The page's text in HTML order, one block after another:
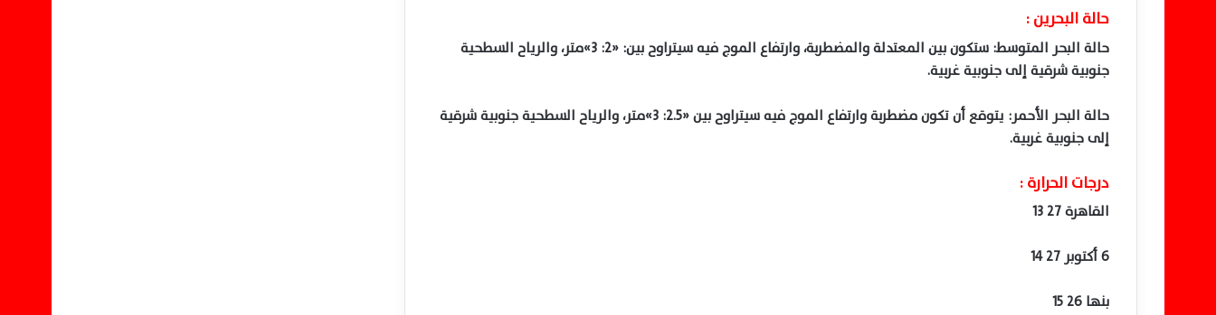
حالة البحرين :
حالة البحر المتوسط: ستكون بين المعتدلة والمضطربة، وارتفاع الموج فيه سيتراوح بين: «2: 3»متر، والرياح السطحية
جنوبية شرقية إلى جنوبية غربية.
حالة البحر الأحمر: يتوقع أن تكون مضطربة وارتفاع الموج فيه سيتراوح بين «2.5: 3»متر، والرياح السطحية جنوبية شرقية
إلى جنوبية غربية.
درجات الحرارة :
القاهرة 27 13
6 أكتوبر 27 14
بنها 26 15